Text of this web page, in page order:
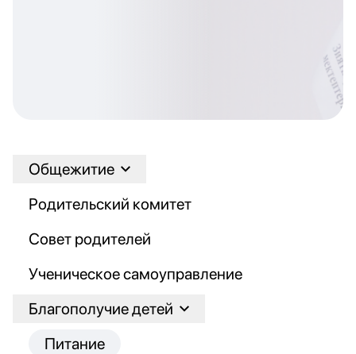
Общежитие
Родительский комитет
Совет родителей
Ученическое самоуправление
Благополучие детей
Питание